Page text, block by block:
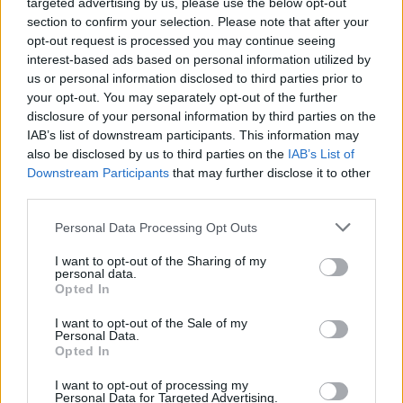
section to confirm your selection. Please note that after your
opt-out request is processed you may continue seeing
interest-based ads based on personal information utilized by
us or personal information disclosed to third parties prior to
your opt-out. You may separately opt-out of the further
disclosure of your personal information by third parties on the
IAB’s list of downstream participants. This information may
also be disclosed by us to third parties on the IAB’s List of
Downstream Participants that may further disclose it to other
Personal Data Processing Opt Outs
I want to opt-out of the Sharing of my
personal data.
Opted In
I want to opt-out of the Sale of my
Personal Data.
Opted In
I want to opt-out of processing my
Personal Data for Targeted Advertising.
rádión értesíthető Tommy Jarvis, akinek
szerepébe egy véletlenszerűen választott
halott játékos kerül, hogy jól ellássa a
Voorhees fiú sorsát.
JASON ÜBER ALLES
Az ötletek tehát marha jók, adják magukat,
hírnevéhez is. Az alkotók egyértelműen
szeretettel nyúltak az alapokhoz, és ezt
mindenképpen értékelem, sőt a
rajongóknak nyugodt szívvel mondom, hogy
5-10 százalékot tegyenek majd hozzá a
végeredményhez, hiszen ők abszolúte
élvezni fogják a darabolást és menekülést.